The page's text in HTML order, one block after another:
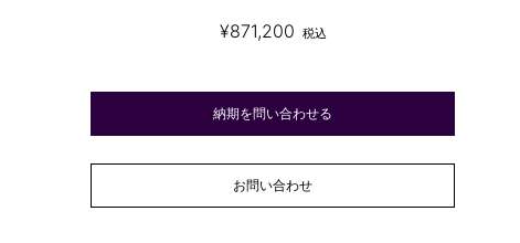
¥871,200 税込
納期を問い合わせる
お問い合わせ